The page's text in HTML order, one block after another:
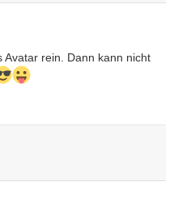
rein. Dann kann nicht